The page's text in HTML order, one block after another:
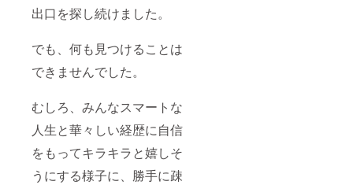
出口を探し続けました。
でも、何も見つけることは
できませんでした。
むしろ、みんなスマートな
人生と華々しい経歴に自信
をもってキラキラと嬉しそ
うにする様子に、勝手に疎